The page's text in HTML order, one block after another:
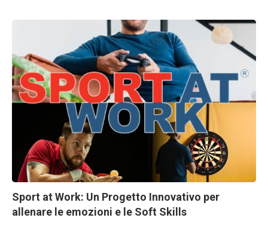
Sport at Work: Un Progetto Innovativo per
allenare le emozioni e le Soft Skills